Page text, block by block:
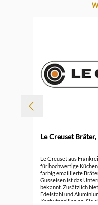
Le Creuset
Le Creuset aus
für hochwertige
farbig emaillierte
Gusseisen ist das
bekannt. Zusätzlich
Edelstahl und
Kochutensilien an. Sie